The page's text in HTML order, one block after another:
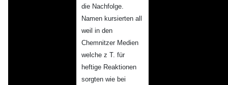
die Nachfolge.
Namen kursierten all
weil in den
Chemnitzer Medien
welche z T. für
heftige Reaktionen
sorgten wie bei